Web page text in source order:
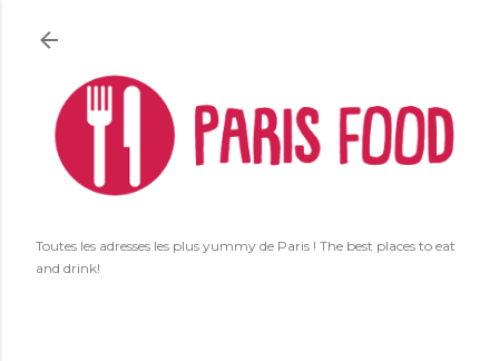
Accéder au contenu principal
Toutes les adresses les plus yummy de Paris ! The best places to eat
and drink!